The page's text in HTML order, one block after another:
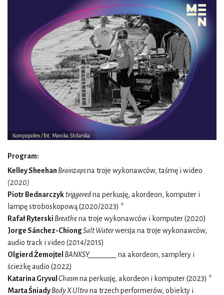
Kompopolex / fot. Monika Stolarska
Program:
Kelley Sheehan Brainzapsna troje wykonawców, taśmę i wideo
(2020)
Piotr Bednarczyktriggeredna perkusję, akordeon, komputer i
lampę stroboskopową (2020/2023) *
Rafał Ryterski Breathena troje wykonawców i komputer (2020)
Jorge Sánchez-ChiongSalt Waterwersja na troje wykonawców,
audio track i video (2014/2015)
Olgierd Żemojtel BANKSY________
na akordeon, samplery i
ścieżkę audio (2022)
Katarina Gryvul Chasmna perkusję, akordeon i komputer (2023) *
Marta ŚniadyBody X Ultrana trzech performerów, obiekty i